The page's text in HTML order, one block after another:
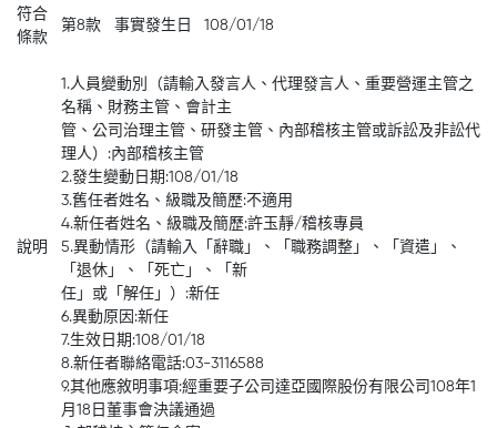
符合
條款
第8款 事實發生日 108/01/18
說明
1.人員變動別（請輸入發言人、代理發言人、重要營運主管之
名稱、財務主管、會計主
管、公司治理主管、研發主管、內部稽核主管或訴訟及非訟代
理人）:內部稽核主管
2.發生變動日期:108/01/18
3.舊任者姓名、級職及簡歷:不適用
4.新任者姓名、級職及簡歷:許玉靜/稽核專員
5.異動情形（請輸入「辭職」、「職務調整」、「資遣」、
「退休」、「死亡」、「新
任」或「解任」）:新任
6.異動原因:新任
7.生效日期:108/01/18
8.新任者聯絡電話:03-3116588
9.其他應敘明事項:經重要子公司達亞國際股份有限公司108年1
月18日董事會決議通過